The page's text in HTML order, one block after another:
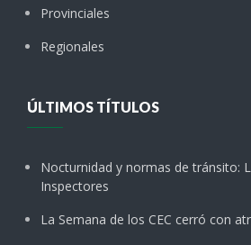
Provinciales
Regionales
ÚLTIMOS TÍTULOS
Nocturnidad y normas de tránsito:
Inspectores
La Semana de los CEC cerró con